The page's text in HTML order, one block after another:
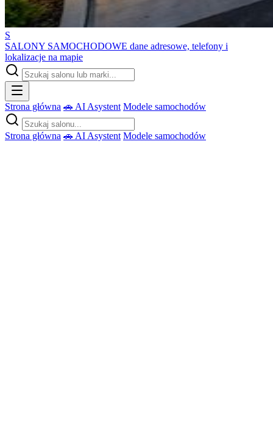
S
SALONY SAMOCHODOWE dane adresowe, telefony i
lokalizacje na mapie
Strona główna 🚗 AI Asystent Modele samochodów
Strona główna 🚗 AI Asystent Modele samochodów